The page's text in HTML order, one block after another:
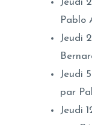
Jeudi
Pablo
Jeudi
Jeudi
par
Jeudi